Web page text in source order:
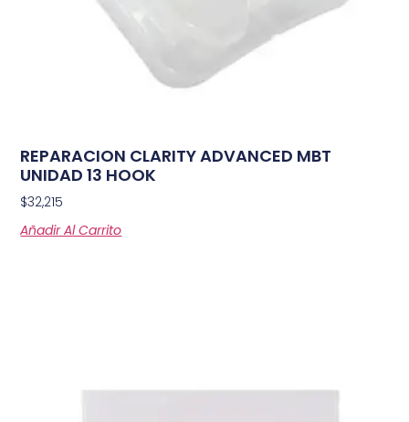
REPARACION CLARITY ADVANCED MBT
UNIDAD 13 HOOK
$32,215
Añadir Al Carrito